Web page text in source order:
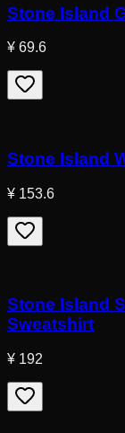
Stone Island
¥ 69.6
Stone Island
¥ 153.6
Stone Island
Sweatshirt
¥ 192